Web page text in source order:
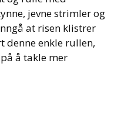
jevne strimler og
at risen klistrer
denne enkle rullen,
å takle mer